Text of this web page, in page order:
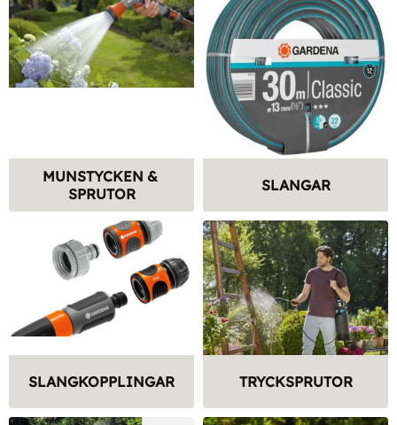
MUNSTYCKEN &
SPRUTOR
SLANGAR
SLANGKOPPLINGAR TRYCKSPRUTOR